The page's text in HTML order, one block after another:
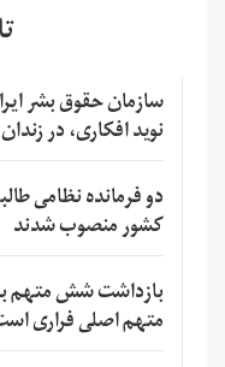
سازمان حقوق بشر
نوید افکاری، در
دو فرمانده نظامی
کشور منصوب شدند
بازداشت شش متهم
متهم اصلی فراری